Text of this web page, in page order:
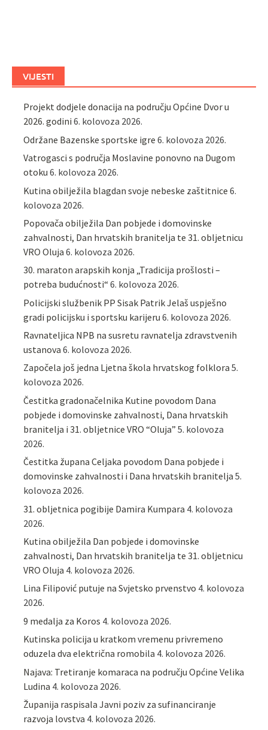
VIJESTI
Projekt dodjele donacija na području Općine Dvor u
2026. godini 6. kolovoza 2026.
Održane Bazenske sportske igre 6. kolovoza 2026.
Vatrogasci s područja Moslavine ponovno na Dugom
otoku 6. kolovoza 2026.
Kutina obilježila blagdan svoje nebeske zaštitnice 6.
kolovoza 2026.
Popovača obilježila Dan pobjede i domovinske
zahvalnosti, Dan hrvatskih branitelja te 31. obljetnicu
VRO Oluja 6. kolovoza 2026.
30. maraton arapskih konja „Tradicija prošlosti –
potreba budućnosti“ 6. kolovoza 2026.
Policijski službenik PP Sisak Patrik Jelaš uspješno
gradi policijsku i sportsku karijeru 6. kolovoza 2026.
Ravnateljica NPB na susretu ravnatelja zdravstvenih
ustanova 6. kolovoza 2026.
Započela još jedna Ljetna škola hrvatskog folklora 5.
kolovoza 2026.
Čestitka gradonačelnika Kutine povodom Dana
pobjede i domovinske zahvalnosti, Dana hrvatskih
branitelja i 31. obljetnice VRO “Oluja” 5. kolovoza
2026.
Čestitka župana Celjaka povodom Dana pobjede i
domovinske zahvalnosti i Dana hrvatskih branitelja 5.
kolovoza 2026.
31. obljetnica pogibije Damira Kumpara 4. kolovoza
2026.
Kutina obilježila Dan pobjede i domovinske
zahvalnosti, Dan hrvatskih branitelja te 31. obljetnicu
VRO Oluja 4. kolovoza 2026.
Lina Filipović putuje na Svjetsko prvenstvo 4. kolovoza
2026.
9 medalja za Koros 4. kolovoza 2026.
Kutinska policija u kratkom vremenu privremeno
oduzela dva električna romobila 4. kolovoza 2026.
Najava: Tretiranje komaraca na području Općine Velika
Ludina 4. kolovoza 2026.
Županija raspisala Javni poziv za sufinanciranje
razvoja lovstva 4. kolovoza 2026.